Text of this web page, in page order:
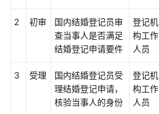
业
务
程
活
动
2 初审
国内结婚登记员审
查当事人是否满足
结婚登记申请要件
登记机
构工作
人员
3 受理
国内结婚登记员受
理结婚登记申请，
核验当事人的身份
登记机
构工作
人员